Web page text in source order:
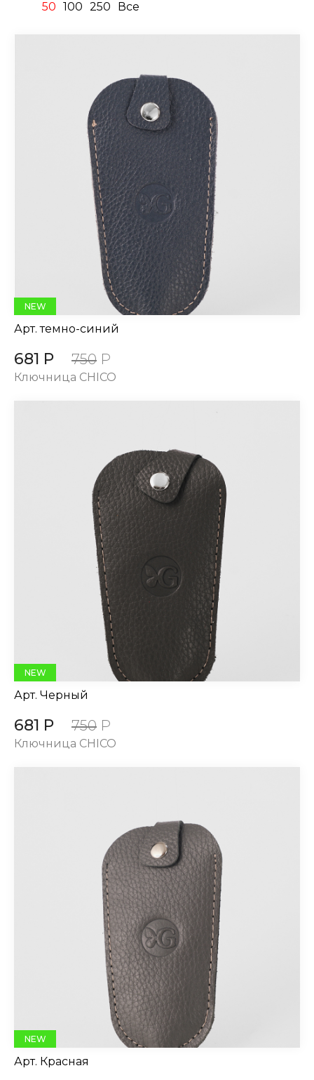
50 100 250 Все
NEW
Арт. темно-синий
681 Р 750 Р
Ключница CHICO
NEW
Арт. Черный
681 Р 750 Р
Ключница CHICO
NEW
Арт. Красная